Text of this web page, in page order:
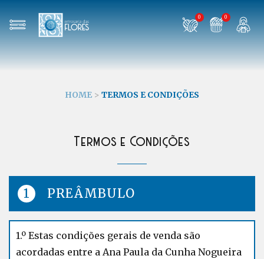
0 0
HOME > TERMOS E CONDIÇÕES
Termos e Condições
PREÂMBULO
1.º Estas condições gerais de venda são
acordadas entre a Ana Paula da Cunha Nogueira